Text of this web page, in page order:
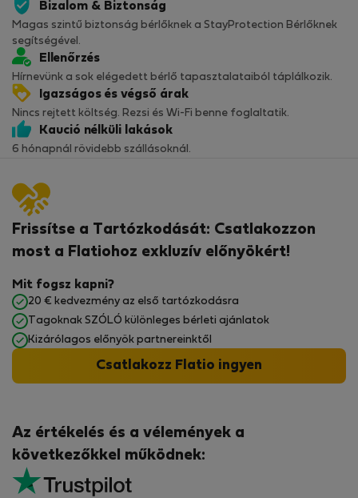
Bizalom & Biztonság
Magas szintű biztonság bérlőknek a StayProtection Bérlőknek
segítségével.
Ellenőrzés
Hírnevünk a sok elégedett bérlő tapasztalataiból táplálkozik.
Igazságos és végső árak
Nincs rejtett költség. Rezsi és Wi-Fi benne foglaltatik.
Kaució nélküli lakások
6 hónapnál rövidebb szállásoknál.
Az értékelés és a vélemények a
következőkkel működnek:
Frissítse a Tartózkodását: Csatlakozzon
most a Flatiohoz exkluzív előnyökért!
Mit fogsz kapni?
20 € kedvezmény az első tartózkodásra
Tagoknak SZÓLÓ különleges bérleti ajánlatok
Kizárólagos előnyök partnereinktől
Csatlakozz Flatio ingyen